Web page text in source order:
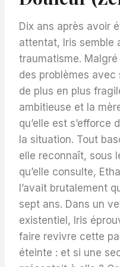
Dix ans après avoir
attentat, Iris semble
traumatisme.
des problèmes
de plus en plus
ambitieuse et la
qu’elle est s’efforce
la situation. Tout
elle reconnaît, sous
qu’elle consulte,
l’avait brutalement
sept ans. Dans un
existentiel, Iris
faire revivre cette
éteinte : et si une